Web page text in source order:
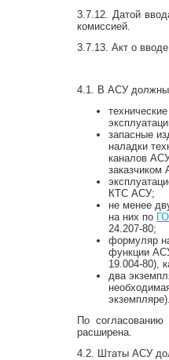
3.7.12. Датой
комиссией.
3.7.13. Акт о
4.1. В АСУ должны
запасные
наладки
каналов
заказчиком
КТС АСУ;
не менее
на них по
24.207-80;
формуляр
функции
19.004-80),
два
По
расширена.
4.2. Штаты АСУ